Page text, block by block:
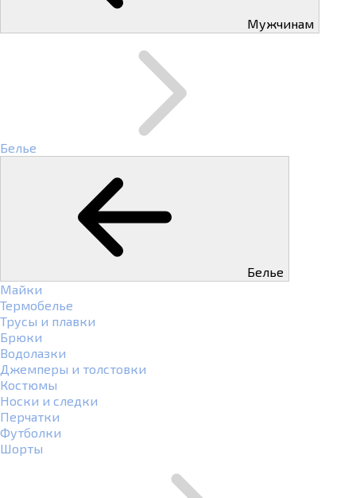
Мужчинам
Белье
Белье
Майки
Термобелье
Трусы и плавки
Брюки
Водолазки
Джемперы и толстовки
Костюмы
Носки и следки
Перчатки
Футболки
Шорты